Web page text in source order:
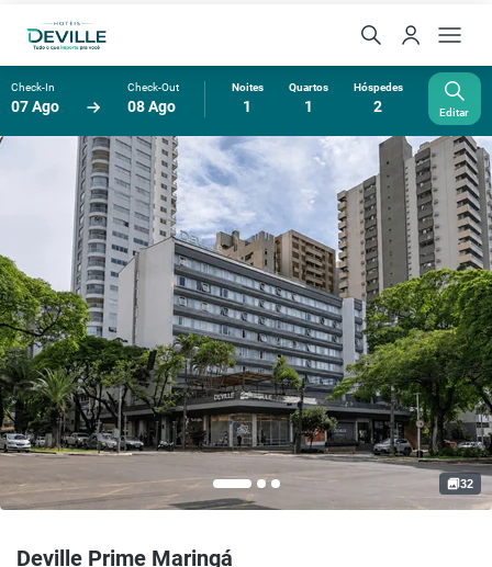
Check-In
07 Ago
Check-Out
08 Ago
Noites
1
Quartos
1
Hóspedes
2 Editar
Deville Prime Maringá
32